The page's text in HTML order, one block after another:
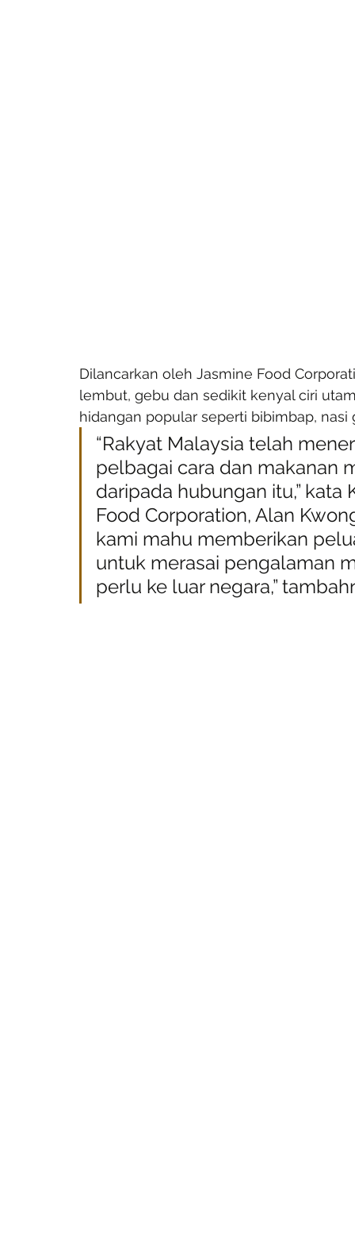
Dilancarkan oleh Jasmine Food
lembut, gebu dan sedikit kenyal ciri
hidangan popular seperti bibimbap,
“Rakyat Malaysia telah
pelbagai cara dan makanan
daripada hubungan itu,”
Food Corporation, Alan
kami mahu memberikan
untuk merasai pengalaman
perlu ke luar negara,”